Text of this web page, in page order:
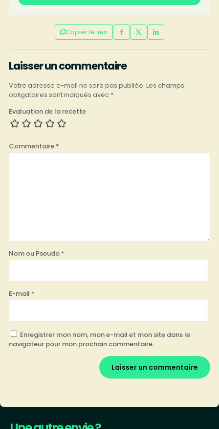
Copier le lien
Laisser un commentaire
Votre adresse e-mail ne sera pas publiée. Les champs
obligatoires sont indiqués avec *
Evaluation de la recette
Commentaire *
Nom ou Pseudo *
E-mail *
Enregistrer mon nom, mon e-mail et mon site dans le
navigateur pour mon prochain commentaire.